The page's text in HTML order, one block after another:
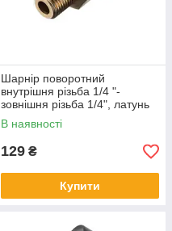
Шарнір поворотний
внутрішня різьба 1/4 "-
зовнішня різьба 1/4", латунь
STORM
В наявності
129 ₴
Купити